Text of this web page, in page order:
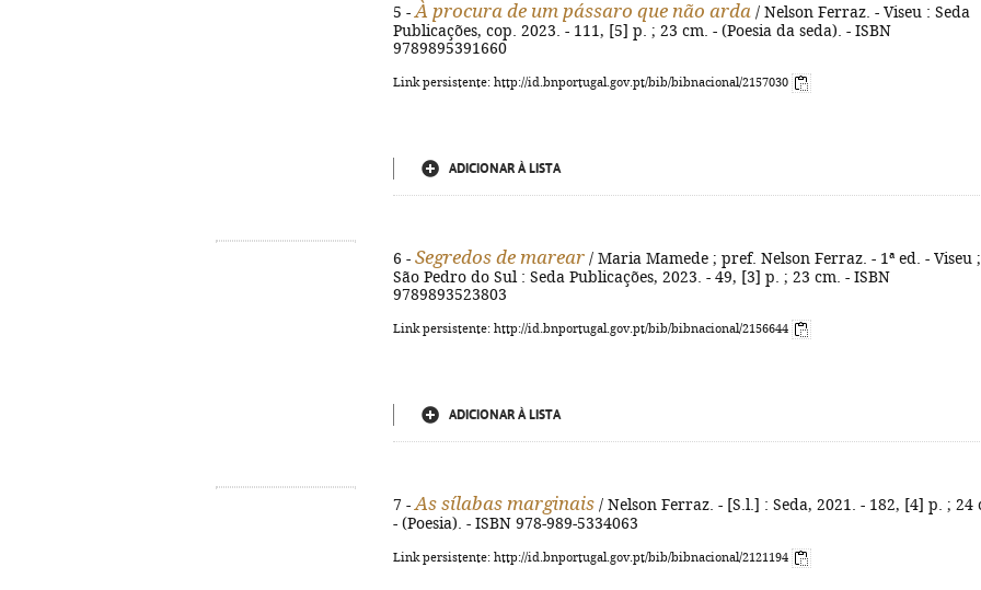
5 - À procura de um pássaro que não arda / Nelson Ferraz. - Viseu : Seda
Publicações, cop. 2023. - 111, [5] p. ; 23 cm. - (Poesia da seda). - ISBN
9789895391660
Link persistente: http://id.bnportugal.gov.pt/bib/bibnacional/2157030
ADICIONAR À LISTA
6 - Segredos de marear / Maria Mamede ; pref. Nelson Ferraz. - 1ª ed. - Viseu ;
São Pedro do Sul : Seda Publicações, 2023. - 49, [3] p. ; 23 cm. - ISBN
9789893523803
Link persistente: http://id.bnportugal.gov.pt/bib/bibnacional/2156644
ADICIONAR À LISTA
7 - As sílabas marginais / Nelson Ferraz. - [S.l.] : Seda, 2021. - 182, [4] p. ; 24
- (Poesia). - ISBN 978-989-5334063
Link persistente: http://id.bnportugal.gov.pt/bib/bibnacional/2121194